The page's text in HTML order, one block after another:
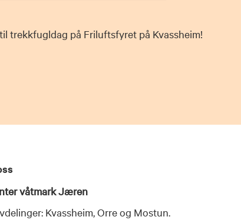
trekkfugldag på Friluftsfyret på Kvassheim!
våtmark Jæren
Kvassheim, Orre og Mostun.